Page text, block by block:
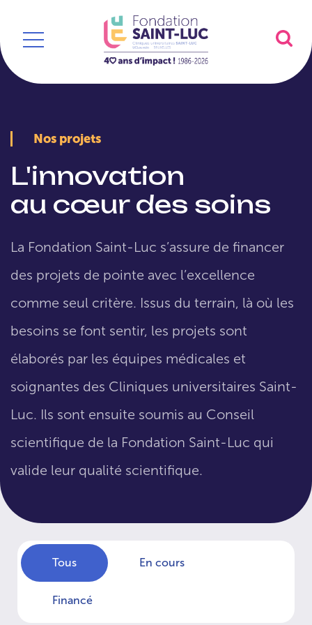
Nos projets
L'innovation
au cœur des soins
La Fondation Saint-Luc s’assure de financer
des projets de pointe avec l’excellence
comme seul critère. Issus du terrain, là où les
besoins se font sentir, les projets sont
élaborés par les équipes médicales et
soignantes des Cliniques universitaires Saint-
Luc. Ils sont ensuite soumis au Conseil
scientifique de la Fondation Saint-Luc qui
valide leur qualité scientifique.
Tous En cours
Financé